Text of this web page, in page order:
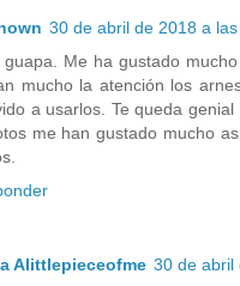
30 de abril de 2018 a
guapa. Me ha gustado
mucho la atención los
a usarlos. Te queda
me han gustado mucho
Alittlepieceofme 30 de abril